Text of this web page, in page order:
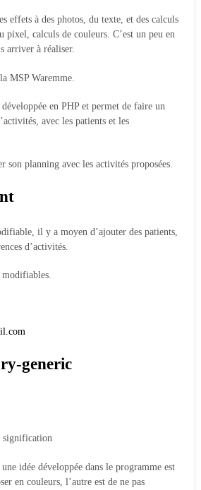
effets à des photos, du texte, et des calculs
pixel, calculs de couleurs. C’est un peu en
arriver à réaliser.
MSP Waremme.
en PHP et permet de faire un
avec les patients et les
son planning avec les activités proposées.
il y a moyen d’ajouter des patients,
d’activités.
modifiables.
generic
signification
idée développée dans le programme est
en couleurs, l’autre est de ne pas